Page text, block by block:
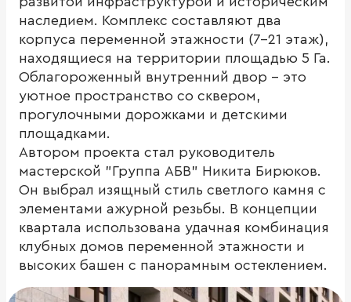
наследием. Комплекс составляют два
корпуса переменной этажности (7-21 этаж),
находящиеся на территории площадью 5 Га.
Облагороженный внутренний двор - это
уютное пространство со сквером,
прогулочными дорожками и детскими
площадками.
Автором проекта стал руководитель
мастерской "Группа АБВ" Никита Бирюков.
Он выбрал изящный стиль светлого камня с
элементами ажурной резьбы. В концепции
квартала использована удачная комбинация
клубных домов переменной этажности и
высоких башен с панорамным остеклением.